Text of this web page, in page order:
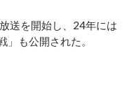
送を開始し、24年には
」も公開された。